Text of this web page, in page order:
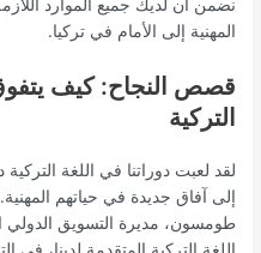
نضمن أن لديك جميع الموارد
المهنية إلى الأمام في تركيا.
قصص النجاح: كيف
التركية
لقد لعبت دوراتنا في اللغة
إلى آفاق جديدة في حياتهم
طومسون، مديرة التسويق الدولي